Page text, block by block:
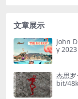
文章展示
John
y
杰思
bit/